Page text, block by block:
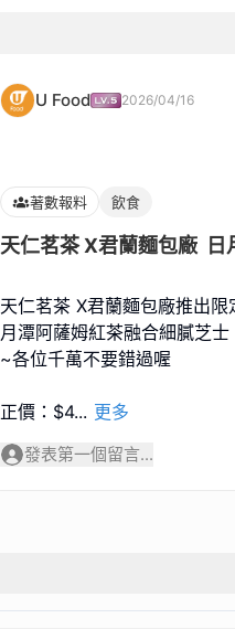
U Food 2026/04/16
著數報料 飲食
天仁茗茶 X君蘭麵包
天仁茗茶 X君蘭麵包廠推出
月潭阿薩姆紅茶融合細膩芝
~各位千萬不要錯過喔
正價：$4... 更多
發表第一個留言...